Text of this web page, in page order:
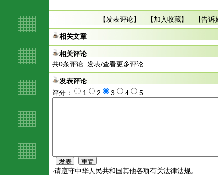
【发表评论】 【加入收藏】 【告诉
相关文章
相关评论
共0条评论 发表/查看更多评论
发表评论
评分：
1 2 3 4 5
·请遵守中华人民共和国其他各项有关法律法规。